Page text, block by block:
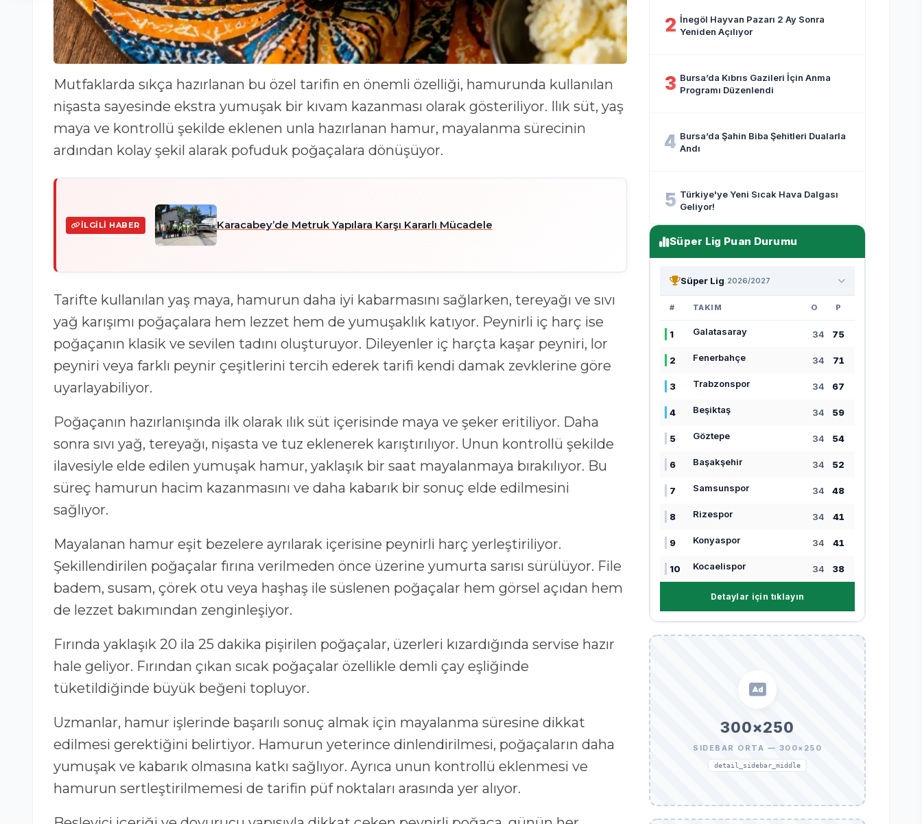
Mutfaklarda sıkça hazırlanan bu özel tarifin en önemli özelliği, hamurunda kullanılan
nişasta sayesinde ekstra yumuşak bir kıvam kazanması olarak gösteriliyor. Ilık süt, yaş
maya ve kontrollü şekilde eklenen unla hazırlanan hamur, mayalanma sürecinin
ardından kolay şekil alarak pofuduk poğaçalara dönüşüyor.
İLGILI HABER Karacabey’de Metruk Yapılara Karşı Kararlı Mücadele
Tarifte kullanılan yaş maya, hamurun daha iyi kabarmasını sağlarken, tereyağı ve sıvı
yağ karışımı poğaçalara hem lezzet hem de yumuşaklık katıyor. Peynirli iç harç ise
poğaçanın klasik ve sevilen tadını oluşturuyor. Dileyenler iç harçta kaşar peyniri, lor
peyniri veya farklı peynir çeşitlerini tercih ederek tarifi kendi damak zevklerine göre
uyarlayabiliyor.
Poğaçanın hazırlanışında ilk olarak ılık süt içerisinde maya ve şeker eritiliyor. Daha
sonra sıvı yağ, tereyağı, nişasta ve tuz eklenerek karıştırılıyor. Unun kontrollü şekilde
ilavesiyle elde edilen yumuşak hamur, yaklaşık bir saat mayalanmaya bırakılıyor. Bu
süreç hamurun hacim kazanmasını ve daha kabarık bir sonuç elde edilmesini
sağlıyor.
Mayalanan hamur eşit bezelere ayrılarak içerisine peynirli harç yerleştiriliyor.
Şekillendirilen poğaçalar fırına verilmeden önce üzerine yumurta sarısı sürülüyor. File
badem, susam, çörek otu veya haşhaş ile süslenen poğaçalar hem görsel açıdan hem
de lezzet bakımından zenginleşiyor.
Fırında yaklaşık 20 ila 25 dakika pişirilen poğaçalar, üzerleri kızardığında servise hazır
hale geliyor. Fırından çıkan sıcak poğaçalar özellikle demli çay eşliğinde
tüketildiğinde büyük beğeni topluyor.
Uzmanlar, hamur işlerinde başarılı sonuç almak için mayalanma süresine dikkat
edilmesi gerektiğini belirtiyor. Hamurun yeterince dinlendirilmesi, poğaçaların daha
yumuşak ve kabarık olmasına katkı sağlıyor. Ayrıca unun kontrollü eklenmesi ve
hamurun sertleştirilmemesi de tarifin püf noktaları arasında yer alıyor.
2 İnegöl Hayvan Pazarı 2 Ay Sonra
Yeniden Açılıyor
3 Bursa’da Kıbrıs Gazileri İçin Anma
Programı Düzenlendi
4 Bursa’da Şahin Biba Şehitleri Dualarla
Andı
5 Türkiye'ye Yeni Sıcak Hava Dalgası
Geliyor!
Süper Lig Puan Durumu
Süper Lig 2026/2027
# TAKIM O P
1 Galatasaray 34 75
2 Fenerbahçe 34 71
3 Trabzonspor 34 67
4 Beşiktaş 34 59
5 Göztepe 34 54
6 Başakşehir 34 52
7 Samsunspor 34 48
8 Rizespor 34 41
9 Konyaspor 34 41
10 Kocaelispor 34 38
Detaylar için tıklayın
300×250
SIDEBAR ORTA — 300×250
detail_sidebar_middle